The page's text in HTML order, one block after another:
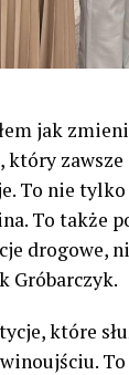
jak
To nie
To także
drogowe,
Gróbarczyk.
które